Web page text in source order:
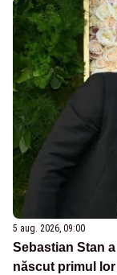
5 aug. 2026, 09:00
Sebastian Stan
născut primul lor